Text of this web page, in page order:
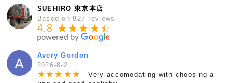
SUEHIRO 東京本店
Based on 827 reviews
4.8 ★★★★★
☆
Avery Gordon
2026-8-2
★★★ ★★
Very accomodating with choosing a